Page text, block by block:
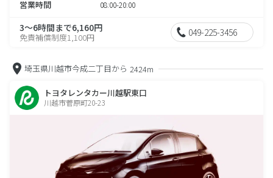
営業時間 08:00-20:00
3～6時間まで6,160円
免責補償制度1,100円 049-225-3456
埼玉県川越市今成二丁目から 2424m
トヨタレンタカー川越駅東口
川越市菅原町20-23